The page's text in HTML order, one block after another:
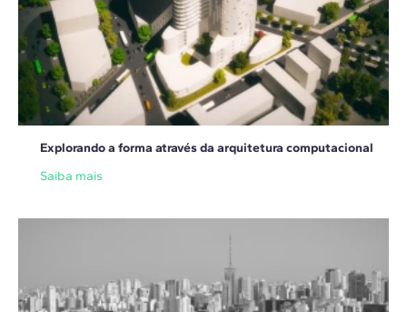
Explorando a forma através da arquitetura computacional
Saiba mais